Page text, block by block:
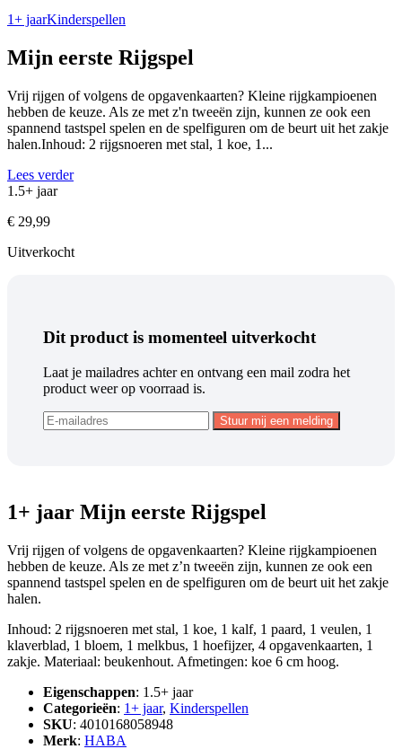
1+ jaarKinderspellen
Mijn eerste Rijgspel
Vrij rijgen of volgens de opgavenkaarten? Kleine rijgkampioenen
hebben de keuze. Als ze met z'n tweeën zijn, kunnen ze ook een
spannend tastspel spelen en de spelfiguren om de beurt uit het zakje
halen.Inhoud: 2 rijgsnoeren met stal, 1 koe, 1...
Lees verder
1.5+ jaar
€ 29,99
Uitverkocht
Dit product is momenteel uitverkocht
Laat je mailadres achter en ontvang een mail zodra het
product weer op voorraad is.
1+ jaar Mijn eerste Rijgspel
Vrij rijgen of volgens de opgavenkaarten? Kleine rijgkampioenen
hebben de keuze. Als ze met z’n tweeën zijn, kunnen ze ook een
spannend tastspel spelen en de spelfiguren om de beurt uit het zakje
halen.
Inhoud: 2 rijgsnoeren met stal, 1 koe, 1 kalf, 1 paard, 1 veulen, 1
klaverblad, 1 bloem, 1 melkbus, 1 hoefijzer, 4 opgavenkaarten, 1
zakje. Materiaal: beukenhout. Afmetingen: koe 6 cm hoog.
Eigenschappen: 1.5+ jaar
Categorieën: 1+ jaar, Kinderspellen
SKU: 4010168058948
Merk: HABA